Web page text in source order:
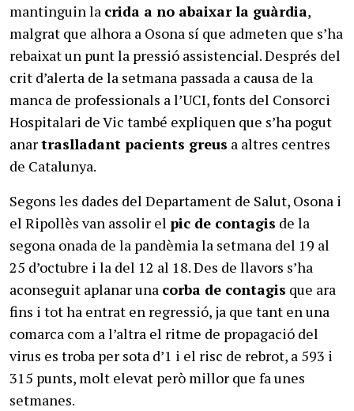
mantinguin la crida a no abaixar la guàrdia,
malgrat que alhora a Osona sí que admeten que s’ha
rebaixat un punt la pressió assistencial. Després del
crit d’alerta de la setmana passada a causa de la
manca de professionals a l’UCI, fonts del Consorci
Hospitalari de Vic també expliquen que s’ha pogut
anartraslladant pacients greus a altres centres
de Catalunya.
Segons les dades del Departament de Salut, Osona i
el Ripollès van assolir el pic de contagis de la
segona onada de la pandèmia la setmana del 19 al
25 d’octubre i la del 12 al 18. Des de llavors s’ha
aconseguit aplanar una corba de contagis que ara
fins i tot ha entrat en regressió, ja que tant en una
comarca com a l’altra el ritme de propagació del
virus es troba per sota d’1 i el risc de rebrot, a 593 i
315 punts, molt elevat però millor que fa unes
setmanes.